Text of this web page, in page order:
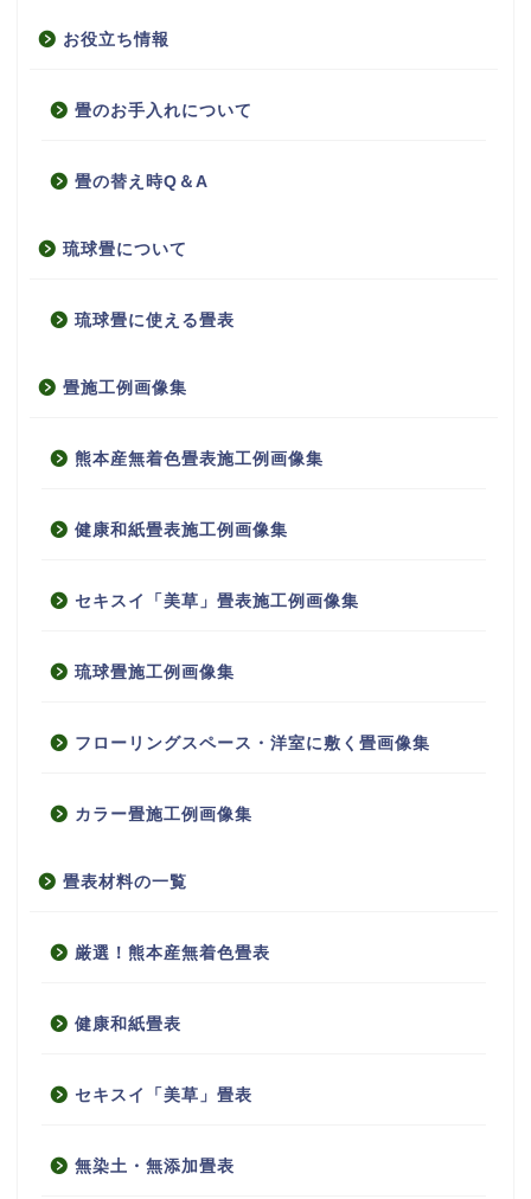
お役立ち情報
畳のお手入れについて
畳の替え時Q＆A
琉球畳について
琉球畳に使える畳表
畳施工例画像集
熊本産無着色畳表施工例画像集
健康和紙畳表施工例画像集
セキスイ「美草」畳表施工例画像集
琉球畳施工例画像集
フローリングスペース・洋室に敷く畳画像集
カラー畳施工例画像集
畳表材料の一覧
厳選！熊本産無着色畳表
健康和紙畳表
セキスイ「美草」畳表
無染土・無添加畳表